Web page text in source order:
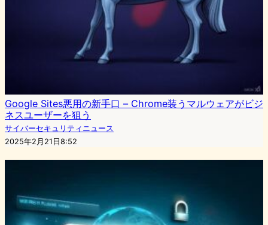
Google Sites悪用の新手口 – Chrome装うマルウェアがビジ
ネスユーザーを狙う
サイバーセキュリティニュース
2025年2月21日8:52